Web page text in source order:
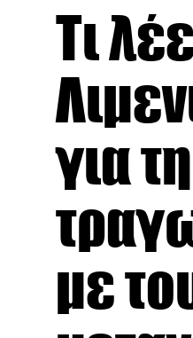
Τι
για τη
με